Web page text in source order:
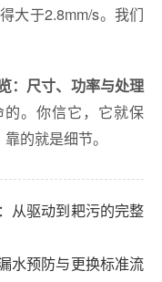
大于2.8mm/s。我们
：尺寸、功率与处理
。你信它，它就保
的就是细节。
从驱动到耙污的完整
水预防与更换标准流